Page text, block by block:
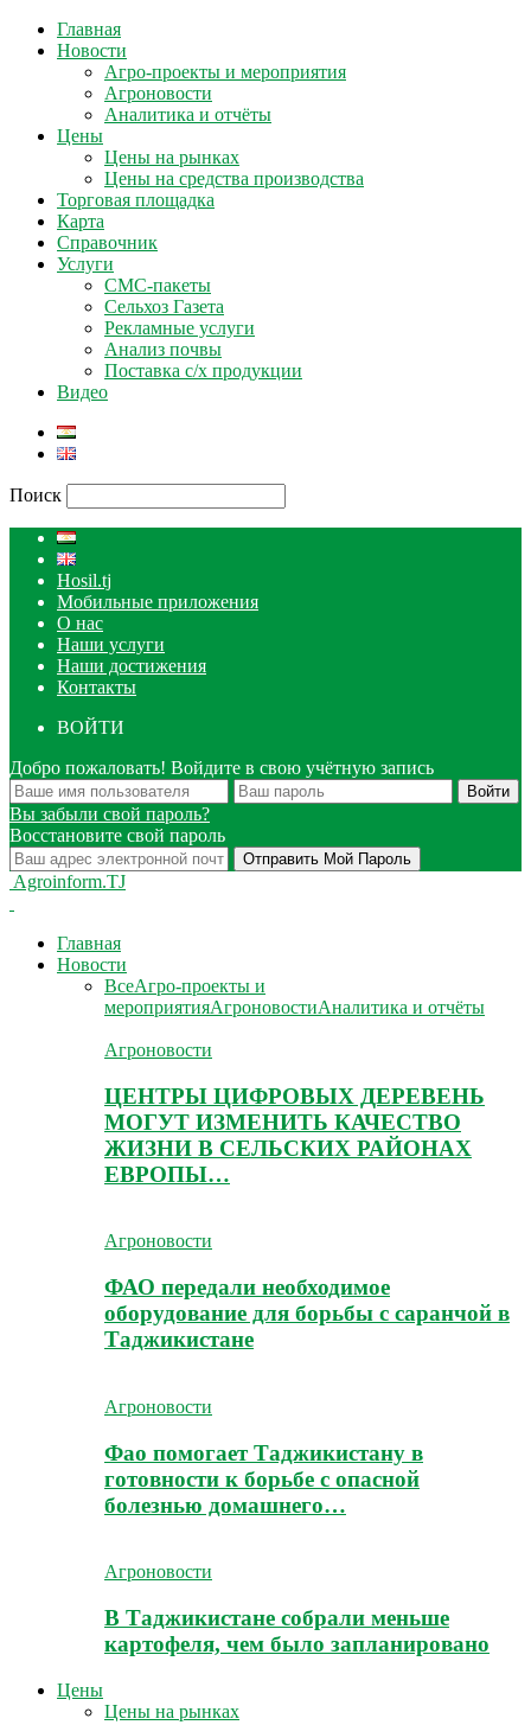
Главная
Новости
Агро-проекты и мероприятия
Агроновости
Аналитика и отчёты
Цены
Цены на рынках
Цены на средства производства
Торговая площадка
Карта
Справочник
Услуги
СМС-пакеты
Сельхоз Газета
Рекламные услуги
Анализ почвы
Поставка с/х продукции
Видео
Поиск
Hosil.tj
Мобильные приложения
О нас
Наши услуги
Наши достижения
Контакты
ВОЙТИ
Добро пожаловать! Войдите в свою учётную запись
Вы забыли свой пароль?
Восстановите свой пароль
Agroinform.TJ
Главная
Новости
ВсеАгро-проекты и
мероприятияАгроновостиАналитика и отчёты
Агроновости
ЦЕНТРЫ ЦИФРОВЫХ ДЕРЕВЕНЬ
МОГУТ ИЗМЕНИТЬ КАЧЕСТВО
ЖИЗНИ В СЕЛЬСКИХ РАЙОНАХ
ЕВРОПЫ…
Агроновости
ФАО передали необходимое
оборудование для борьбы с саранчой в
Таджикистане
Агроновости
Фао помогает Таджикистану в
готовности к борьбе с опасной
болезнью домашнего…
Агроновости
В Таджикистане собрали меньше
картофеля, чем было запланировано
Цены
Цены на рынках